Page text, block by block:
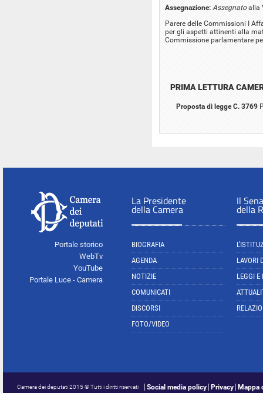
Assegnazione: Assegnatoalla
Parere delle Commissioni I
per gli aspetti attinenti alla
Commissione parlamentare
PRIMA LETTURA
Proposta di legge C. 3769
Portale storico
WebTv
YouTube
Portale Luce - Camera
La Presidente
della Camera
BIOGRAFIA
AGENDA
NOTIZIE
COMUNICATI
DISCORSI
FOTO/VIDEO
Il
della
LAVORI
LEGGI E
Camera dei deputati 2015 © Tutti i diritti riservati Social media policy Privacy Mappa